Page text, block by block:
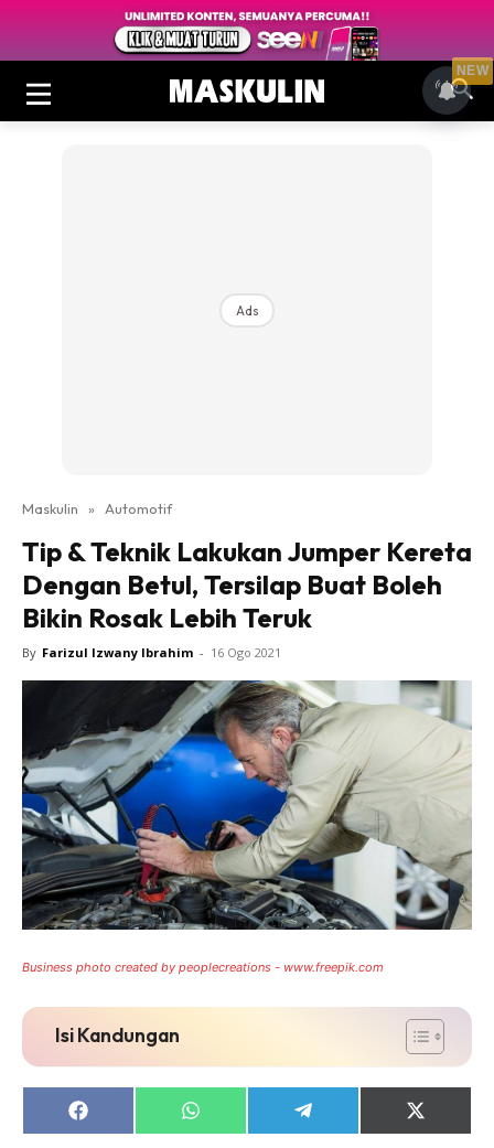
Ads
Maskulin » Automotif
Tip & Teknik Lakukan Jumper Kereta
Dengan Betul, Tersilap Buat Boleh
Bikin Rosak Lebih Teruk
By Farizul Izwany Ibrahim - 16 Ogo 2021
Business photo created by peoplecreations - www.freepik.com
Isi Kandungan
Share
on
Share
on
Share
on
Share
on
NEW